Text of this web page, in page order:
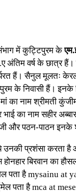
में कुट्टिपुरम के
अंतिम वर्ष के छात्र हैं।
हैं। सैनुल मूलतः
के निवासी हैं। इनके
का नाम श्रीमती
का नाम सहीर
और पठन-पाठन इनके
प्रशंसा करता है
बिरवान का
पता है mysainu at
पता है mca at